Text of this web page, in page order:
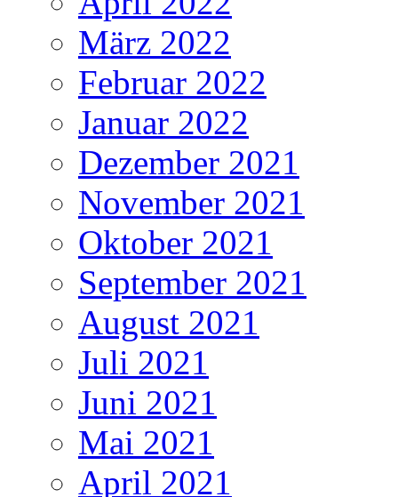
März 2022
Februar 2022
Januar 2022
Dezember 2021
November 2021
Oktober 2021
September 2021
August 2021
Juli 2021
Juni 2021
Mai 2021
April 2021